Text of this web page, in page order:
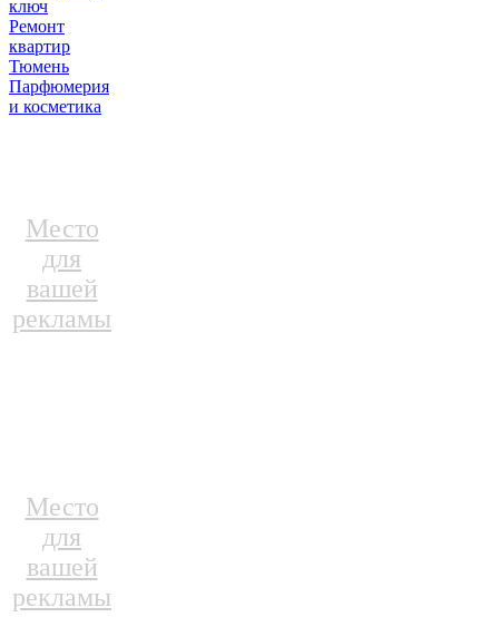
ключ
Ремонт
квартир
Тюмень
Парфюмерия
и косметика
Место
для
вашей
рекламы
Место
для
вашей
рекламы